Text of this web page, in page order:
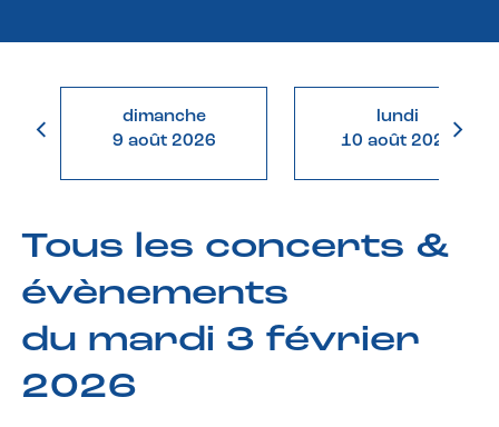
dimanche
9 août 2026
lundi
10 août 2026
Tous les concerts &
évènements
du mardi 3 février
2026